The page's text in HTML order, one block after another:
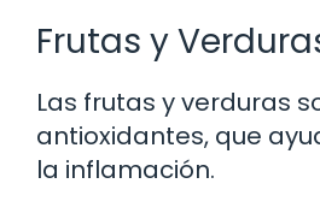
Frutas y
Las frutas y verduras
antioxidantes, que
la inflamación.